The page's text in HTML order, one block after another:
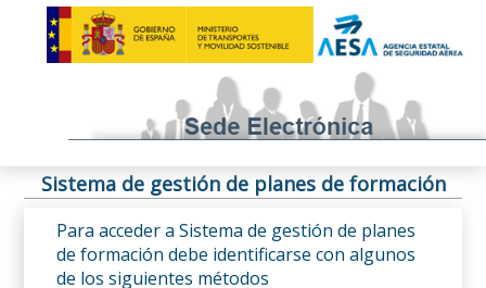
Sistema de gestión de planes de formación
Para acceder a Sistema de gestión de planes
de formación debe identificarse con algunos
de los siguientes métodos